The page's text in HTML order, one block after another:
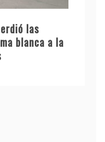
las
blanca a la